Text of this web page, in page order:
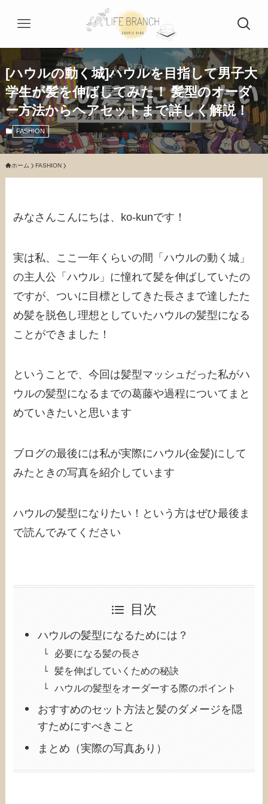
[ハウルの動く城]ハウルを目指して男子大
学生が髪を伸ばしてみた！ 髪型のオーダ
ー方法からヘアセットまで詳しく解説！
FASHION
ホーム FASHION
みなさんこんにちは、ko-kunです！
実は私、ここ一年くらいの間「ハウルの動く城」
の主人公「ハウル」に憧れて髪を伸ばしていたの
ですが、ついに目標としてきた長さまで達したた
め髪を脱色し理想としていたハウルの髪型になる
ことができました！
ということで、今回は髪型マッシュだった私がハ
ウルの髪型になるまでの葛藤や過程についてまと
めていきたいと思います
ブログの最後には私が実際にハウル(金髪)にして
みたときの写真を紹介しています
ハウルの髪型になりたい！という方はぜひ最後ま
で読んでみてください
目次
ハウルの髪型になるためには？
必要になる髪の長さ
髪を伸ばしていくための秘訣
ハウルの髪型をオーダーする際のポイント
おすすめのセット方法と髪のダメージを隠
すためにすべきこと
まとめ（実際の写真あり）